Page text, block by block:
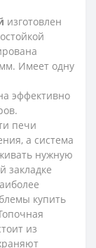
изготовлен
Имеет одну
эффективно
печи
а система
нужную
закладке
купить
из